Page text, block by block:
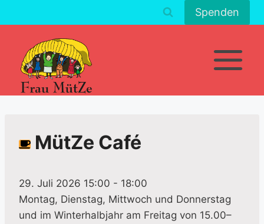
Inhalt
Spenden
MütZe Café
29. Juli 2026 15:00 - 18:00
Montag, Dienstag, Mittwoch und Donnerstag
und im Winterhalbjahr am Freitag von 15.00–